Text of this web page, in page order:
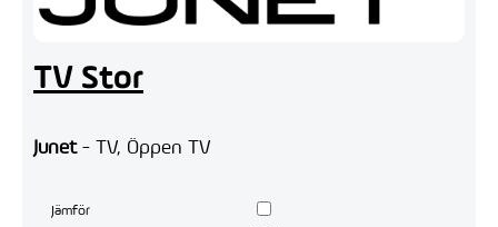
TV Stor
Junet- TV, Öppen TV
Jämför